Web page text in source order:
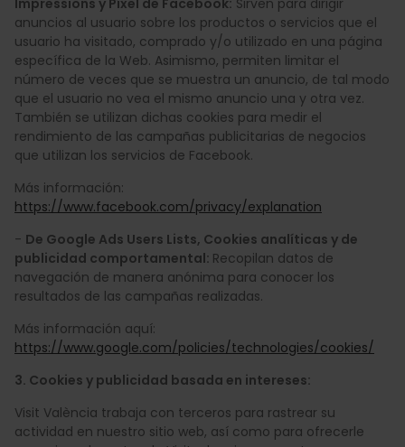
anuncios al usuario sobre los productos o servicios que el
usuario ha visitado, comprado y/o utilizado en una página
específica de la Web. Asimismo, permiten limitar el
número de veces que se muestra un anuncio, de tal modo
que el usuario no vea el mismo anuncio una y otra vez.
También se utilizan dichas cookies para medir el
rendimiento de las campañas publicitarias de negocios
que utilizan los servicios de Facebook.
Más información:
https://www.facebook.com/privacy/explanation
- De Google Ads Users Lists, Cookies analíticas y de
publicidad comportamental: Recopilan datos de
navegación de manera anónima para conocer los
resultados de las campañas realizadas.
Más información aquí:
https://www.google.com/policies/technologies/cookies/
3. Cookies y publicidad basada en intereses:
Visit València trabaja con terceros para rastrear su
actividad en nuestro sitio web, así como para ofrecerle